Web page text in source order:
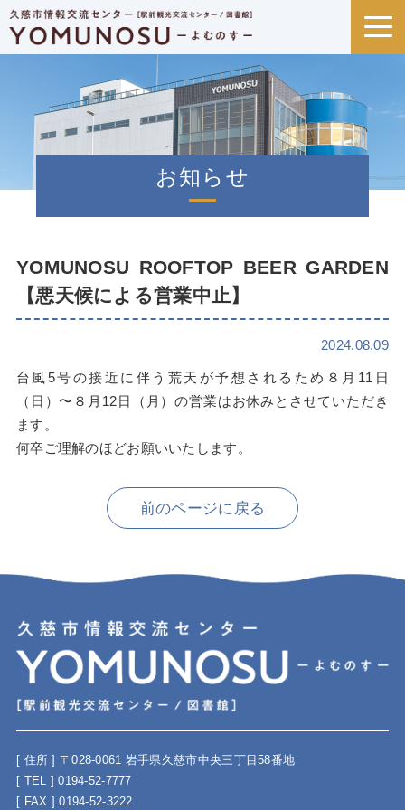
お知らせ
YOMUNOSU ROOFTOP BEER GARDEN
【悪天候による営業中止】
2024.08.09
台風5号の接近に伴う荒天が予想されるため８月11日
（日）〜８月12日（月）の営業はお休みとさせていただき
ます。
何卒ご理解のほどお願いいたします。
前のページに戻る
[ 住所 ] 〒028-0061 岩手県久慈市中央三丁目58番地
[ TEL ] 0194-52-7777
[ FAX ] 0194-52-3222